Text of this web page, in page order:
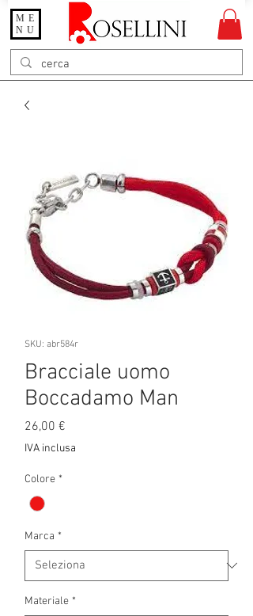
Gioielleria Rosellini
Rosellini online
ME
NU
SKU: abr584r
Bracciale uomo
Boccadamo Man
26,00 €
IVA inclusa
Colore *
Marca *
Materiale *